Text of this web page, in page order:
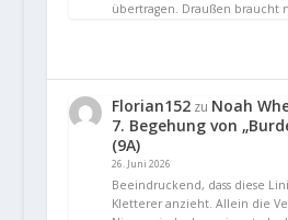
übertragen. Draußen braucht
Florian152zu Noah
7. Begehung von
(9A)
26. Juni 2026
Beeindruckend, dass diese
Kletterer anzieht. Allein die